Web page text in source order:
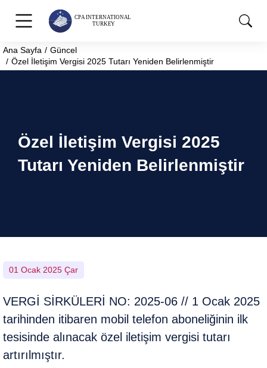
You are here:
Ana Sayfa
Güncel
Özel İletişim Vergisi 2025 Tutarı Yeniden Belirlenmiştir
Özel İletişim Vergisi 2025
Tutarı Yeniden Belirlenmiştir
01 Ocak 2025 Çar
VERGİ SİRKÜLERİ NO: 2025-06 // 1 Ocak 2025
tarihinden itibaren mobil telefon aboneliğinin ilk
tesisinde alınacak özel iletişim vergisi tutarı
artırılmıştır.